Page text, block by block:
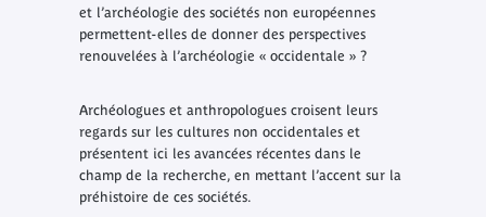
et l’archéologie des sociétés non européennes
permettent-elles de donner des perspectives
renouvelées à l’archéologie « occidentale » ?
Archéologues et anthropologues croisent leurs
regards sur les cultures non occidentales et
présentent ici les avancées récentes dans le
champ de la recherche, en mettant l’accent sur la
préhistoire de ces sociétés.